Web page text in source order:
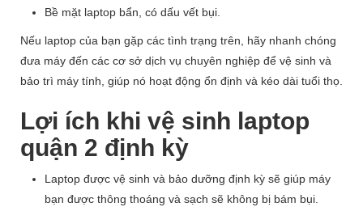
Bề mặt laptop bẩn, có dấu vết bụi.
Nếu laptop của bạn gặp các tình trạng trên, hãy nhanh chóng
đưa máy đến các cơ sở dịch vụ chuyên nghiệp để vệ sinh và
bảo trì máy tính, giúp nó hoạt động ổn định và kéo dài tuổi thọ.
Lợi ích khi vệ sinh laptop
quận 2 định kỳ
Laptop được vệ sinh và bảo dưỡng định kỳ sẽ giúp máy
bạn được thông thoáng và sạch sẽ không bị bám bụi.